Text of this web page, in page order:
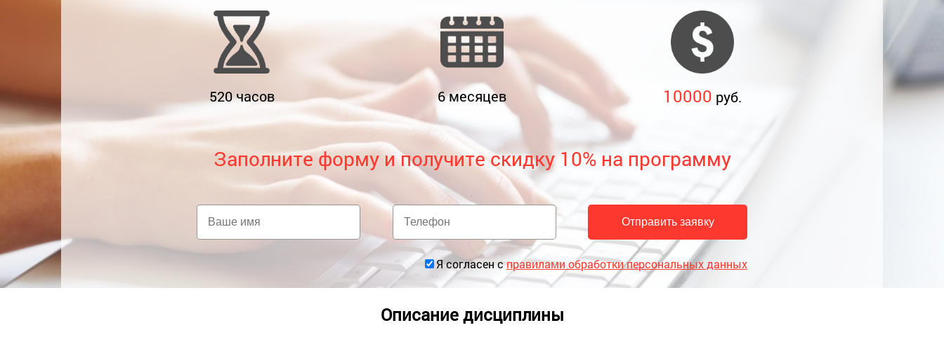
520часов 6месяцев 10000 руб.
Заполните форму и получите скидку 10% на программу
Я согласен справилами обработки персональных данных
Описание дисциплины